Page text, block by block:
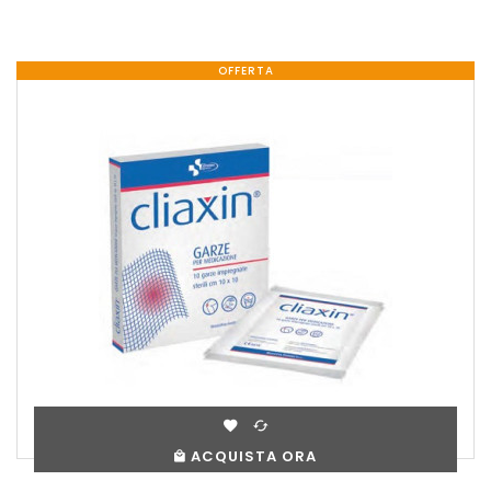
OFFERTA
ACQUISTA ORA